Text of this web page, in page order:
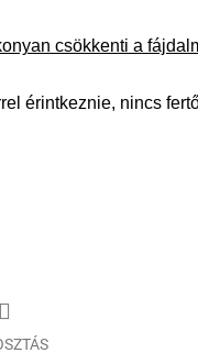
csökkenti a
érintkeznie, nincs